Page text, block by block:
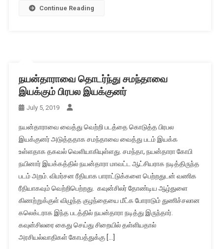
Continue Reading
நயன்தாராவை தொடர்ந்து சமந்தாவை
இயக்கும் பிரபல இயக்குனர்
July 5, 2019
நயன்தாராவை வைத்து வெற்றி படத்தை கொடுத்த பிரபல
இயக்குனர் அடுத்ததாக சமந்தாவை வைத்து படம் இயக்க
உள்ளதாக தகவல் வெளியாகியுள்ளது. சமந்தா, நயன்தாரா கோபி
நயினார் இயக்கத்தில் நயன்தாரா மாவட்ட ஆட்சியராக நடித்திருந்த
படம் அறம். விமர்சன ரீதியாக பாராட்டுக்களை பெற்றதுடன் வணிக
ரீதியாகவும் வெற்றிபெற்றது. கவுன்சிலர் தோண்டிய ஆழ்துளை
கிணற்றுக்குள் விழுந்த குழந்தையை மீட்க போராடும் துணிச்சலான
கலெக்டராக இந்த படத்தில் நயன்தாரா நடித்து இருந்தார்.
கவுன்சிலரை கைது செய்து சிறையில் தள்ளியதால்
அரசியல்வாதிகள் கோபத்துக்கு […]